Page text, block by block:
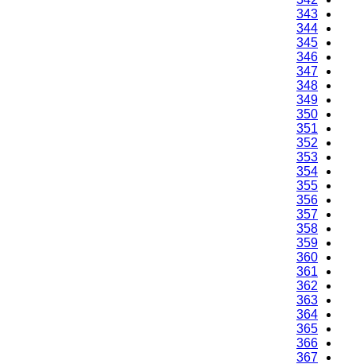
343
344
345
346
347
348
349
350
351
352
353
354
355
356
357
358
359
360
361
362
363
364
365
366
367